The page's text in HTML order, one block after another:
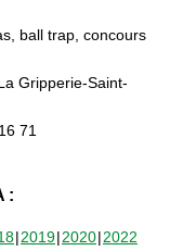
ball trap, concours
Gripperie-Saint-
71
:
2019 2020 2022